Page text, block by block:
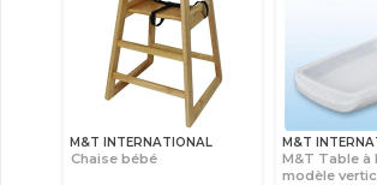
M&T INTERNATIONAL
Chaise bébé
M&T
M&T Table à
modèle